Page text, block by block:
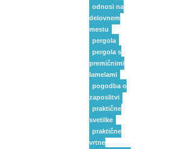
odnosi na
delovnem
mestu
pergola
pergola s
premičnimi
lamelami
pogodba o
zaposlitvi
praktične
svetilke
praktične
vrtne